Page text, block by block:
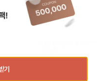
개, 디바스드림·세르
다. 간혹 “왜 2개밖에
놀라는 분도 있는데,
동될 뿐만 아니라, 이동 과정마다 알림톡
구매하기
기